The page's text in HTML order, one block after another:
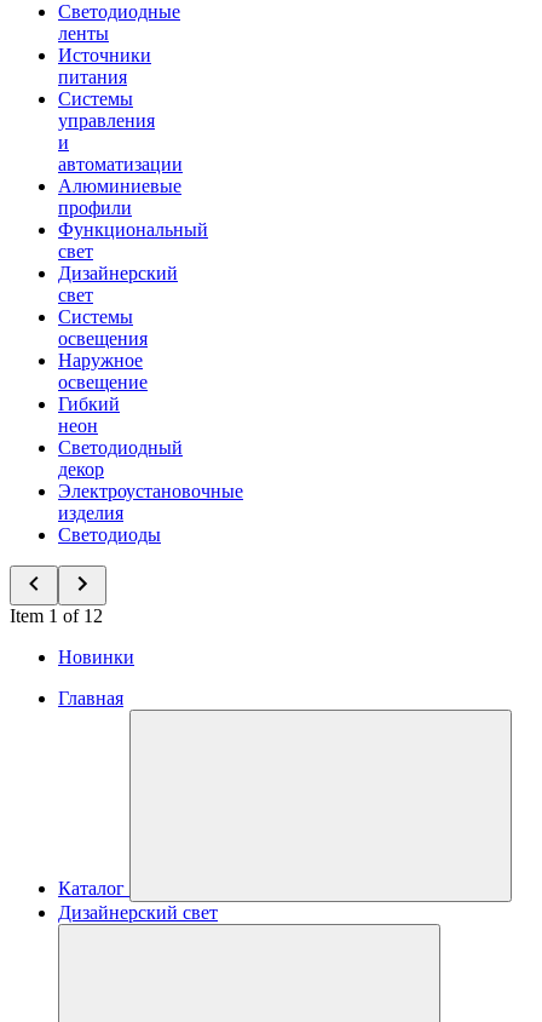
Светодиодные
ленты
Источники
питания
Системы
управления
и
автоматизации
Алюминиевые
профили
Функциональный
свет
Дизайнерский
свет
Системы
освещения
Наружное
освещение
Гибкий
неон
Светодиодный
декор
Электроустановочные
изделия
Светодиоды
Item 1 of 12
Новинки
Главная
Каталог
Дизайнерский свет